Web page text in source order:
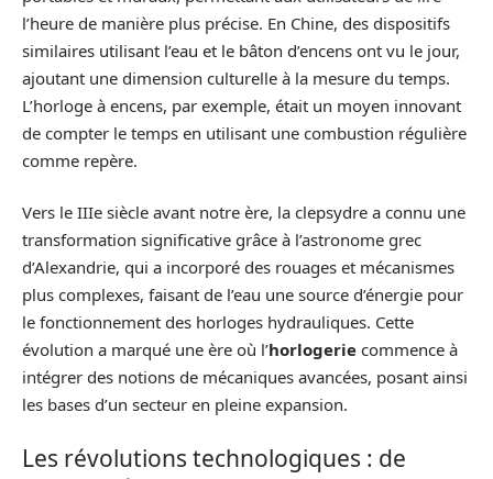
l’heure de manière plus précise. En Chine, des dispositifs
similaires utilisant l’eau et le bâton d’encens ont vu le jour,
ajoutant une dimension culturelle à la mesure du temps.
L’horloge à encens, par exemple, était un moyen innovant
de compter le temps en utilisant une combustion régulière
comme repère.
Vers le IIIe siècle avant notre ère, la clepsydre a connu une
transformation significative grâce à l’astronome grec
d’Alexandrie, qui a incorporé des rouages et mécanismes
plus complexes, faisant de l’eau une source d’énergie pour
le fonctionnement des horloges hydrauliques. Cette
évolution a marqué une ère où l’horlogerie commence à
intégrer des notions de mécaniques avancées, posant ainsi
les bases d’un secteur en pleine expansion.
Les révolutions technologiques : de